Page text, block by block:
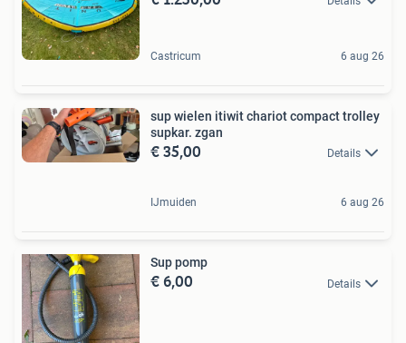
Castricum 6 aug 26
sup wielen itiwit chariot compact trolley
supkar. zgan
€ 35,00 Details
IJmuiden 6 aug 26
Sup pomp
€ 6,00 Details